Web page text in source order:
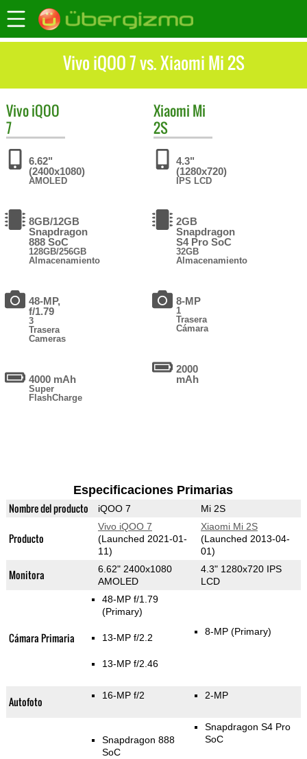
Vivo iQOO 7 vs. Xiaomi Mi 2S
VivoiQOO
7
6.62"
(2400x1080)
AMOLED
8GB/12GB
Snapdragon
888 SoC
128GB/256GB
Almacenamiento
48-MP,
f/1.79
3
Trasera
Cameras
4000 mAh
Super
FlashCharge
Xiaomi Mi
2S
4.3"
(1280x720)
IPS LCD
2GB
Snapdragon
S4 Pro SoC
32GB
Almacenamiento
8-MP
1
Trasera
Cámara
2000
mAh
Especificaciones Primarias
Nombre del producto iQOO 7 Mi 2S
Producto
Vivo iQOO 7
(Launched 2021-01-
11)
Xiaomi Mi 2S
(Launched 2013-04-
01)
Monitora
6.62" 2400x1080
AMOLED
4.3" 1280x720 IPS
LCD
Cámara Primaria
48-MP f/1.79
(Primary)
13-MP f/2.2
13-MP f/2.46
8-MP (Primary)
Autofoto 16-MP f/2 2-MP
Snapdragon 888
SoC
Snapdragon S4 Pro
SoC